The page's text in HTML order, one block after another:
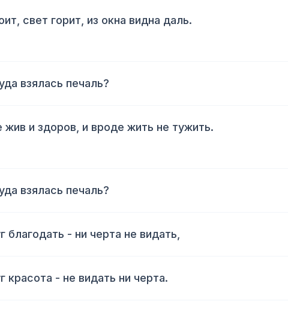
свет горит, из окна видна даль.
взялась печаль?
жив и здоров, и вроде жить не тужить.
взялась печаль?
благодать - ни черта не видать,
красота - не видать ни черта.